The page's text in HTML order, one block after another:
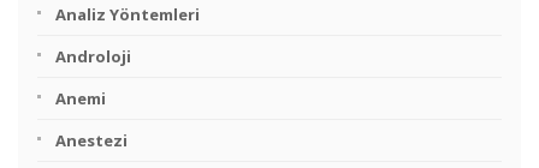
Analiz Yöntemleri
Androloji
Anemi
Anestezi